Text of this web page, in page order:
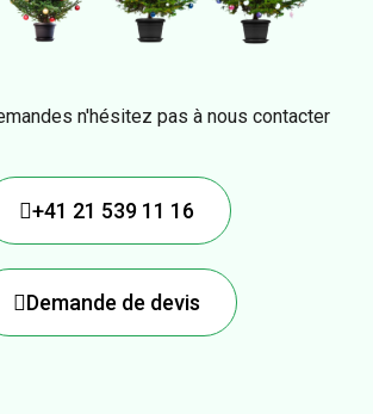
n'hésitez pas à nous contacter
+41 21 539 11 16
Demande de devis